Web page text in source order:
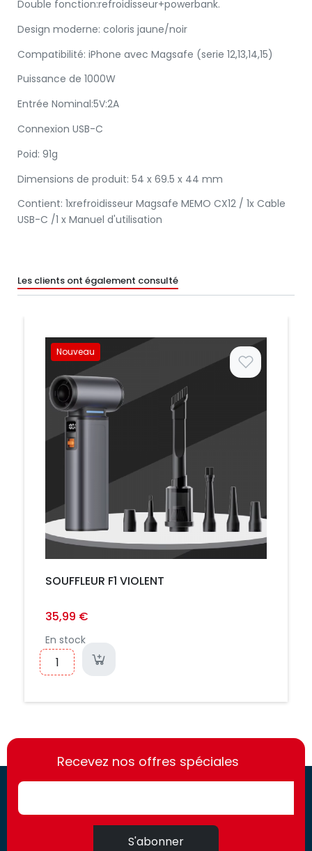
Double fonction:refroidisseur+powerbank.
Design moderne: coloris jaune/noir
Compatibilité: iPhone avec Magsafe (serie 12,13,14,15)
Puissance de 1000W
Entrée Nominal:5V:2A
Connexion USB-C
Poid: 91g
Dimensions de produit: 54 x 69.5 x 44 mm
Contient: 1xrefroidisseur Magsafe MEMO CX12 / 1x Cable
USB-C /1 x Manuel d'utilisation
Les clients ont également consulté
Nouveau
SOUFFLEUR F1 VIOLENT
35,99 €
En stock
https://france-
access.fr
https://france-
access.fr
Recevez nos offres spéciales
S'abonner